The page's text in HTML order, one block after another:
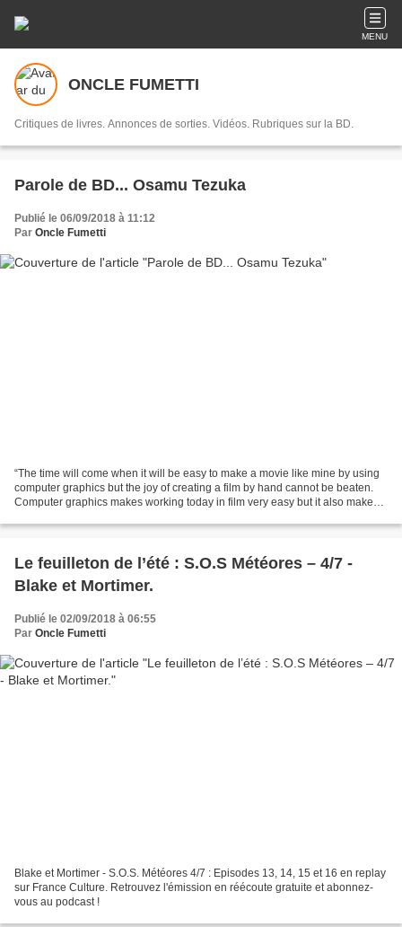
MENU
ONCLE FUMETTI
Critiques de livres. Annonces de sorties. Vidéos. Rubriques sur la BD.
Parole de BD... Osamu Tezuka
Publié le 06/09/2018 à 11:12
Par Oncle Fumetti
“The time will come when it will be easy to make a movie like mine by using
computer graphics but the joy of creating a film by hand cannot be beaten.
Computer graphics makes working today in film very easy but it also makes
Le feuilleton de l’été : S.O.S Météores – 4/7 -
Blake et Mortimer.
Publié le 02/09/2018 à 06:55
Par Oncle Fumetti
Blake et Mortimer - S.O.S. Météores 4/7 : Episodes 13, 14, 15 et 16 en replay
sur France Culture. Retrouvez l'émission en réécoute gratuite et abonnez-
vous au podcast !